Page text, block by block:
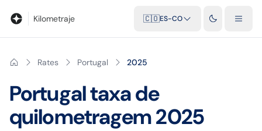
Kilometraje 🇨🇴ES-CO
Rates Portugal 2025
Portugaltaxa de
quilometragem2025